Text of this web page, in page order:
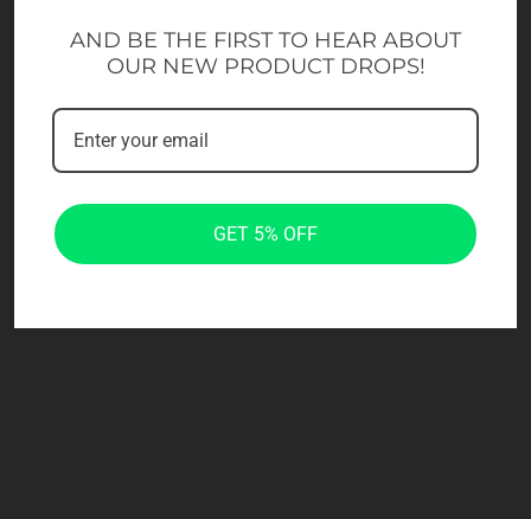
AND BE THE FIRST TO HEAR ABOUT
OUR NEW PRODUCT DROPS!
GET 5% OFF